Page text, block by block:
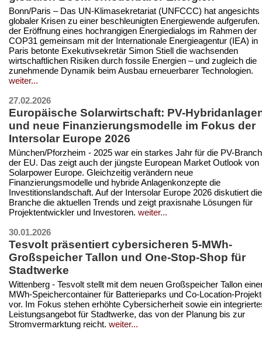
Bonn/Paris – Das UN-Klimasekretariat (UNFCCC) hat angesichts
globaler Krisen zu einer beschleunigten Energiewende aufgerufen.
der Eröffnung eines hochrangigen Energiedialogs im Rahmen der
COP31 gemeinsam mit der Internationale Energieagentur (IEA) in
Paris betonte Exekutivsekretär Simon Stiell die wachsenden
wirtschaftlichen Risiken durch fossile Energien – und zugleich die
zunehmende Dynamik beim Ausbau erneuerbarer Technologien.
weiter...
27.02.2026
Europäische Solarwirtschaft: PV-
und neue Finanzierungsmodelle im Fokus der
Intersolar Europe 2026
München/Pforzheim - 2025 war ein starkes Jahr für die PV-
der EU. Das zeigt auch der jüngste European Market Outlook von
Solarpower Europe. Gleichzeitig verändern neue
Finanzierungsmodelle und hybride Anlagenkonzepte die
Investitionslandschaft. Auf der Intersolar Europe 2026 diskutiert die
Branche die aktuellen Trends und zeigt praxisnahe Lösungen für
Projektentwickler und Investoren. weiter...
30.01.2026
Tesvolt präsentiert cybersicheren 5-MWh-
Großspeicher Tallon und One-Stop-Shop für
Stadtwerke
Wittenberg - Tesvolt stellt mit dem neuen Großspeicher Tallon
MWh-Speichercontainer für Batterieparks und Co-Location-
vor. Im Fokus stehen erhöhte Cybersicherheit sowie ein
Leistungsangebot für Stadtwerke, das von der Planung bis zur
Stromvermarktung reicht. weiter...